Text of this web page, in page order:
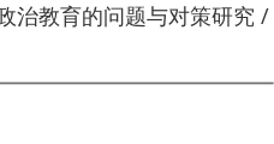
治教育的问题与对策研究